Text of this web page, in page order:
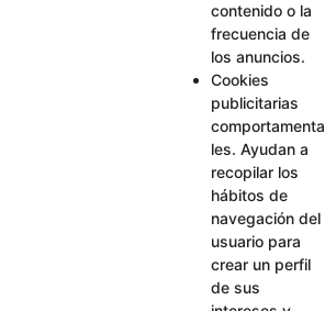
contenido o la
frecuencia de
los anuncios.
Cookies
publicitarias
comportamenta
les. Ayudan a
recopilar los
hábitos de
navegación del
usuario para
crear un perfil
de sus